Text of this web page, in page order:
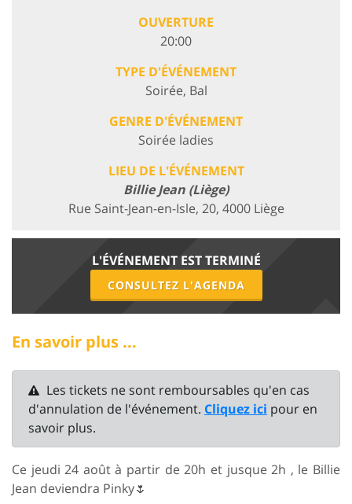
OUVERTURE
20:00
TYPE D'ÉVÉNEMENT
Soirée, Bal
GENRE D'ÉVÉNEMENT
Soirée ladies
LIEU DE L'ÉVÉNEMENT
Billie Jean (Liège)
Rue Saint-Jean-en-Isle, 20, 4000 Liège
L'ÉVÉNEMENT EST TERMINÉ
CONSULTEZ L'AGENDA
En savoir plus ...
Les tickets ne sont remboursables qu'en cas
d'annulation de l'événement. Cliquez ici pour en
savoir plus.
Ce jeudi 24 août à partir de 20h et jusque 2h , le Billie
Jean deviendra Pinky🌷